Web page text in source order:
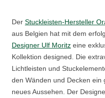
Der Stuckleisten-Hersteller
aus Belgien hat mit dem
Designer Ulf Moritz eine
Kollektion designed. Die
Lichtleisten und
den Wänden und Decken ein
neues Aussehen. Der